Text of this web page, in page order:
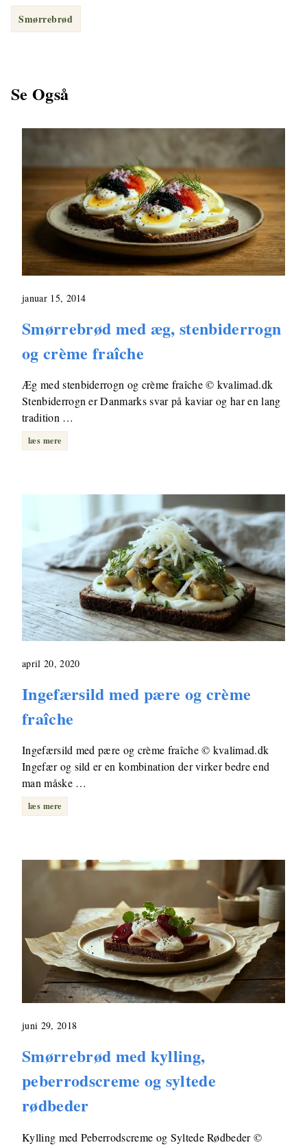
Smørrebrød
Se Også
januar 15, 2014
Smørrebrød med æg, stenbiderrogn
og crème fraîche
Æg med stenbiderrogn og crème fraîche © kvalimad.dk
Stenbiderrogn er Danmarks svar på kaviar og har en lang
tradition …
læs mere
april 20, 2020
Ingefærsild med pære og crème
fraîche
Ingefærsild med pære og crème fraîche © kvalimad.dk
Ingefær og sild er en kombination der virker bedre end
man måske …
læs mere
juni 29, 2018
Smørrebrød med kylling,
peberrodscreme og syltede
rødbeder
Kylling med Peberrodscreme og Syltede Rødbeder ©